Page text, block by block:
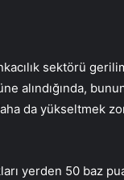
sektörü
alındığında,
da yükseltmek
yerden 50 baz